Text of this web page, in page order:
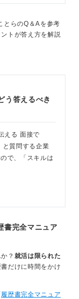
とらのQ＆Aを参考
トが答え方を解説
う答えるべき
える 面接で
と質問する企業
で、「スキルは
書完全マニュア
？ 就活は限られた
だけに時間をかけ
履歴書完全マニュア